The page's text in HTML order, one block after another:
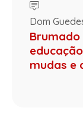
Dom
mudas e